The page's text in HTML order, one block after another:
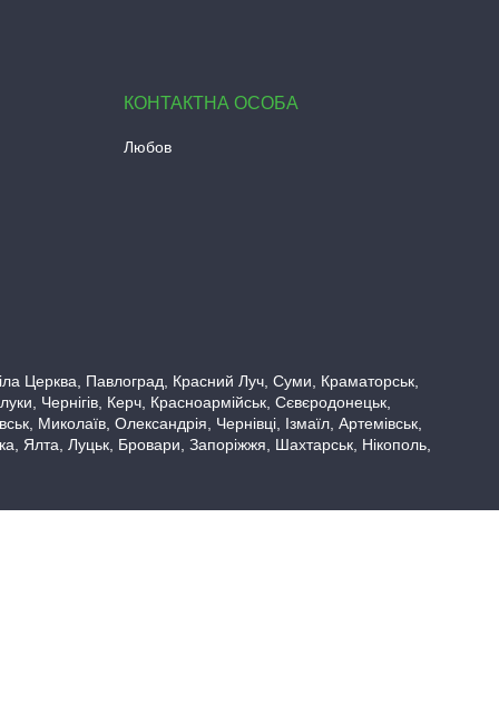
Любов
Церква, Павлоград, Красний Луч, Суми, Краматорськ,
Чернігів, Керч, Красноармійськ, Сєвєродонецьк,
Миколаїв, Олександрія, Чернівці, Ізмаїл, Артемівськ,
Ялта, Луцьк, Бровари, Запоріжжя, Шахтарськ, Нікополь,